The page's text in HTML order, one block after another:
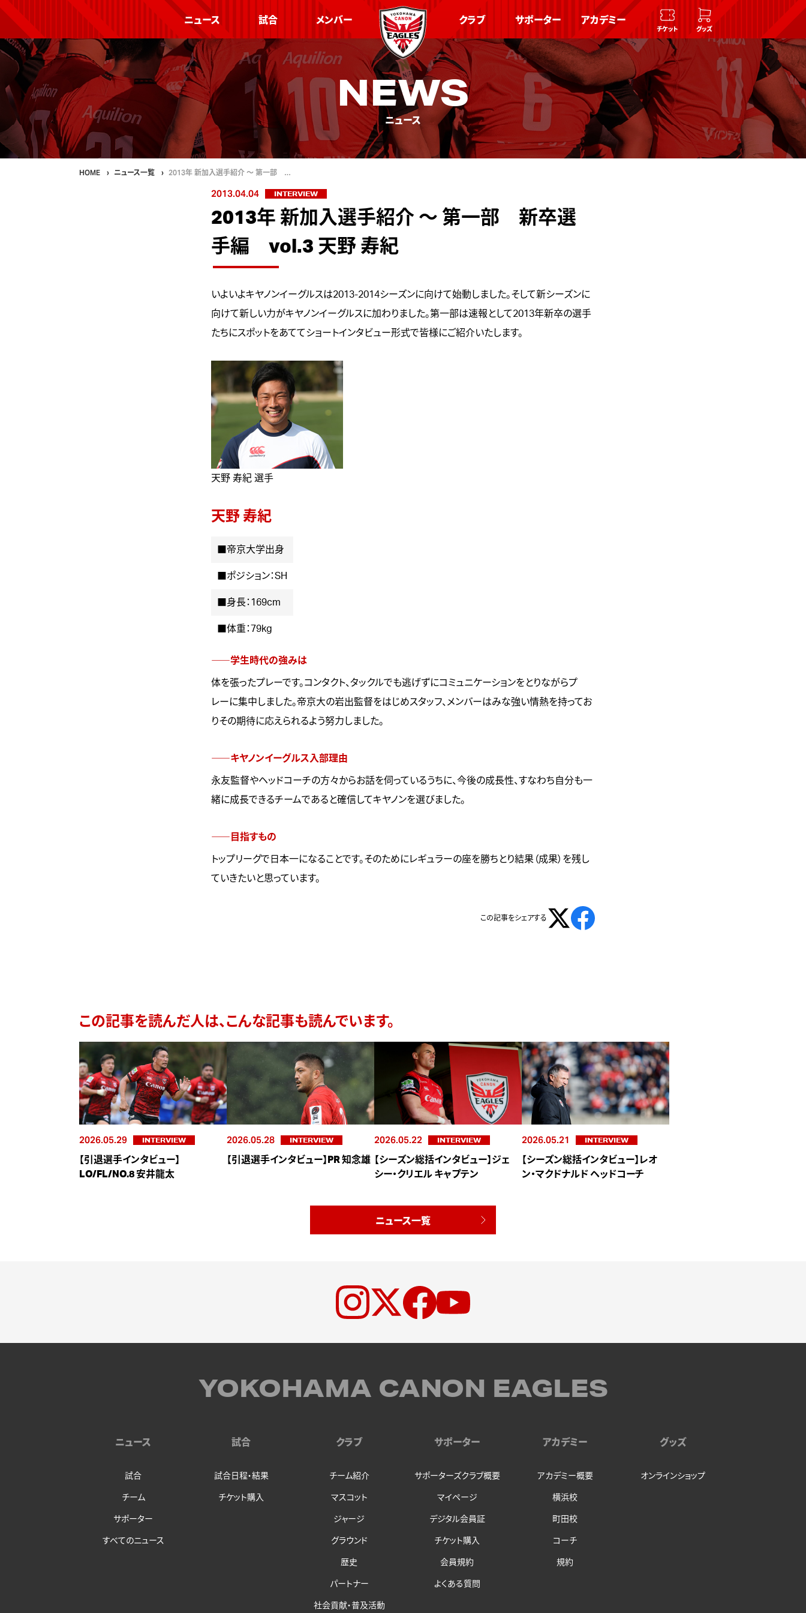
ニュース 試合 メンバー クラブ サポーター アカデミー
チケット グッズ
NEWS
ニュース
HOME ニュース一覧 2013年 新加入選手紹介 〜 第一部 …
2013.04.04 INTERVIEW
2013年 新加入選手紹介 〜 第一部 新卒選
手編 vol.3 天野 寿紀
いよいよキヤノンイーグルスは2013-2014シーズンに向けて始動しました。そして新シーズンに
向けて新しい力がキヤノンイーグルスに加わりました。第一部は速報として2013年新卒の選手
たちにスポットをあててショートインタビュー形式で皆様にご紹介いたします。
天野 寿紀 選手
天野 寿紀
■帝京大学出身
■ポジション：SH
■身長：169cm
■体重：79kg
――学生時代の強みは
体を張ったプレーです。コンタクト、タックルでも逃げずにコミュニケーションをとりながらプ
レーに集中しました。帝京大の岩出監督をはじめスタッフ、メンバーはみな強い情熱を持ってお
りその期待に応えられるよう努力しました。
――キヤノンイーグルス入部理由
永友監督やヘッドコーチの方々からお話を伺っているうちに、今後の成長性、すなわち自分も一
緒に成長できるチームであると確信してキヤノンを選びました。
――目指すもの
トップリーグで日本一になることです。そのためにレギュラーの座を勝ちとり結果（成果）を残し
ていきたいと思っています。
この記事をシェアする
この記事を読んだ人は、こんな記事も読んでいます。
2026.05.29 INTERVIEW
【引退選手インタビュー】
LO/FL/NO.8 安井龍太
2026.05.28 INTERVIEW
【引退選手インタビュー】PR 知念雄
2026.05.22 INTERVIEW
【シーズン総括インタビュー】ジェ
シー・クリエル キャプテン
2026.05.21 INTERVIEW
【シーズン総括インタビュー】レオ
ン・マクドナルド ヘッドコーチ
ニュース一覧
YOKOHAMA CANON EAGLES
ニュース
試合
チーム
サポーター
すべてのニュース
試合
試合日程・結果
チケット購入
クラブ
チーム紹介
マスコット
ジャージ
グラウンド
歴史
パートナー
社会貢献・普及活動
サポーター
サポーターズクラブ概要
マイページ
デジタル会員証
チケット購入
会員規約
よくある質問
アカデミー
アカデミー概要
横浜校
町田校
コーチ
規約
グッズ
オンラインショップ